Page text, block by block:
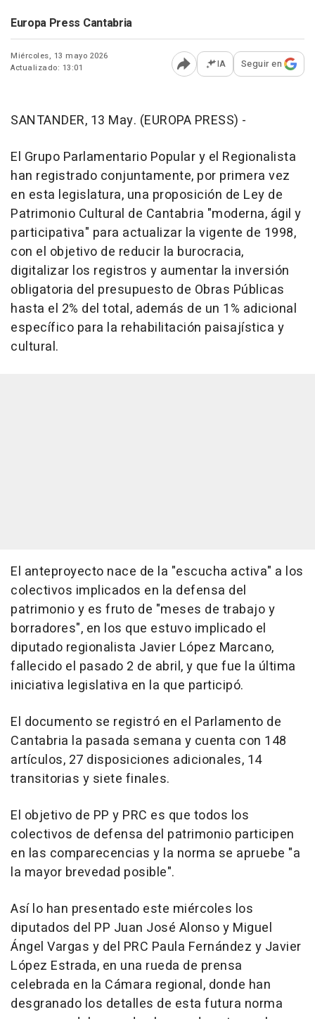
Europa Press Cantabria
Miércoles, 13 mayo 2026
Actualizado: 13:01
Abrir opciones para
IA Seguir en
SANTANDER, 13 May. (EUROPA PRESS) -
El Grupo Parlamentario Popular y el Regionalista
han registrado conjuntamente, por primera vez
en esta legislatura, una proposición de Ley de
Patrimonio Cultural de Cantabria "moderna, ágil y
participativa" para actualizar la vigente de 1998,
con el objetivo de reducir la burocracia,
digitalizar los registros y aumentar la inversión
obligatoria del presupuesto de Obras Públicas
hasta el 2% del total, además de un 1% adicional
específico para la rehabilitación paisajística y
cultural.
El anteproyecto nace de la "escucha activa" a los
colectivos implicados en la defensa del
patrimonio y es fruto de "meses de trabajo y
borradores", en los que estuvo implicado el
diputado regionalista Javier López Marcano,
fallecido el pasado 2 de abril, y que fue la última
iniciativa legislativa en la que participó.
El documento se registró en el Parlamento de
Cantabria la pasada semana y cuenta con 148
artículos, 27 disposiciones adicionales, 14
transitorias y siete finales.
El objetivo de PP y PRC es que todos los
colectivos de defensa del patrimonio participen
en las comparecencias y la norma se apruebe "a
la mayor brevedad posible".
Así lo han presentado este miércoles los
diputados del PP Juan José Alonso y Miguel
Ángel Vargas y del PRC Paula Fernández y Javier
López Estrada, en una rueda de prensa
celebrada en la Cámara regional, donde han
desgranado los detalles de esta futura norma